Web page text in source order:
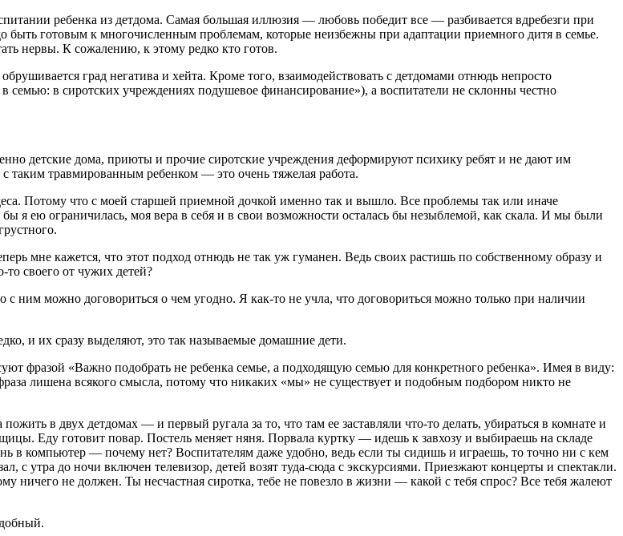
ребенка из детдома. Самая большая иллюзия — любовь победит все — разбивается вдребезги при
быть готовым к многочисленным проблемам, которые неизбежны при адаптации приемного дитя в семье.
нервы. К сожалению, к этому редко кто готов.
град негатива и хейта. Кроме того, взаимодействовать с детдомами отнюдь непросто
семью: в сиротских учреждениях подушевое финансирование»), а воспитатели не склонны честно
детские дома, приюты и прочие сиротские учреждения деформируют психику ребят и не дают им
травмированным ребенком — это очень тяжелая работа.
Потому что с моей старшей приемной дочкой именно так и вышло. Все проблемы так или иначе
я ею ограничилась, моя вера в себя и в свои возможности осталась бы незыблемой, как скала. И мы были
мне кажется, что этот подход отнюдь не так уж гуманен. Ведь своих растишь по собственному образу и
своего от чужих детей?
ним можно договориться о чем угодно. Я как-то не учла, что договориться можно только при наличии
и их сразу выделяют, это так называемые домашние дети.
фразой «Важно подобрать не ребенка семье, а подходящую семью для конкретного ребенка». Имея в виду:
лишена всякого смысла, потому что никаких «мы» не существует и подобным подбором никто не
в двух детдомах — и первый ругала за то, что там ее заставляли что-то делать, убираться в комнате и
Еду готовит повар. Постель меняет няня. Порвала куртку — идешь к завхозу и выбираешь на складе
компьютер — почему нет? Воспитателям даже удобно, ведь если ты сидишь и играешь, то точно ни с кем
с утра до ночи включен телевизор, детей возят туда-сюда с экскурсиями. Приезжают концерты и спектакли.
ничего не должен. Ты несчастная сиротка, тебе не повезло в жизни — какой с тебя спрос? Все тебя жалеют